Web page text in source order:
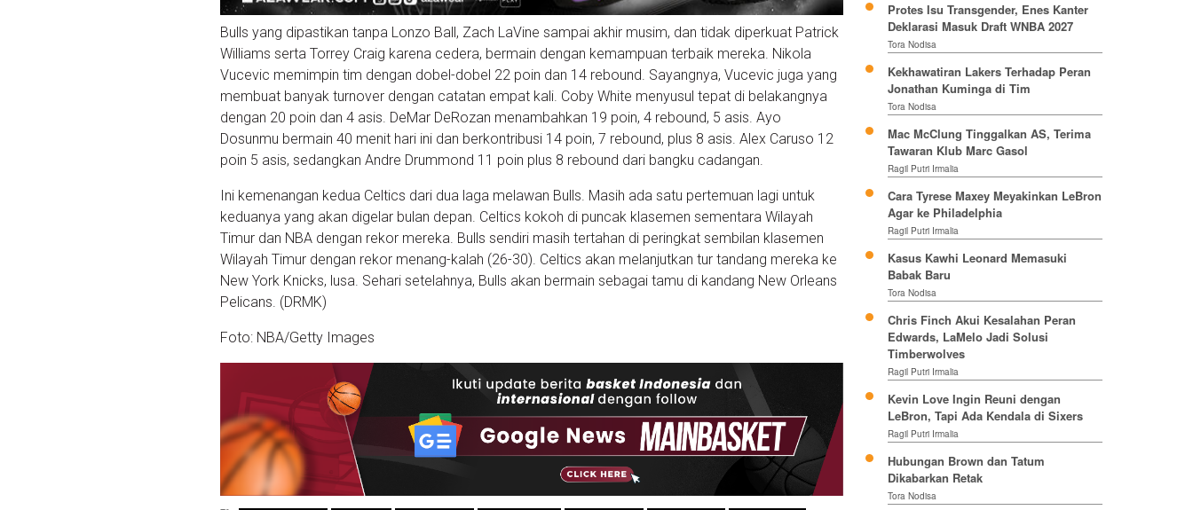
Bulls yang dipastikan tanpa Lonzo Ball, Zach LaVine sampai akhir musim, dan tidak diperkuat Patrick
Williams serta Torrey Craig karena cedera, bermain dengan kemampuan terbaik mereka. Nikola
Vucevic memimpin tim dengan dobel-dobel 22 poin dan 14 rebound. Sayangnya, Vucevic juga yang
membuat banyak turnover dengan catatan empat kali. Coby White menyusul tepat di belakangnya
dengan 20 poin dan 4 asis. DeMar DeRozan menambahkan 19 poin, 4 rebound, 5 asis. Ayo
Dosunmu bermain 40 menit hari ini dan berkontribusi 14 poin, 7 rebound, plus 8 asis. Alex Caruso 12
poin 5 asis, sedangkan Andre Drummond 11 poin plus 8 rebound dari bangku cadangan.
Ini kemenangan kedua Celtics dari dua laga melawan Bulls. Masih ada satu pertemuan lagi untuk
keduanya yang akan digelar bulan depan. Celtics kokoh di puncak klasemen sementara Wilayah
Timur dan NBA dengan rekor mereka. Bulls sendiri masih tertahan di peringkat sembilan klasemen
Wilayah Timur dengan rekor menang-kalah (26-30). Celtics akan melanjutkan tur tandang mereka ke
New York Knicks, lusa. Sehari setelahnya, Bulls akan bermain sebagai tamu di kandang New Orleans
Pelicans. (DRMK)
Foto: NBA/Getty Images
Protes Isu Transgender, Enes Kanter
Deklarasi Masuk Draft WNBA 2027
Tora Nodisa
Kekhawatiran Lakers Terhadap Peran
Jonathan Kuminga di Tim
Tora Nodisa
Mac McClung Tinggalkan AS, Terima
Tawaran Klub Marc Gasol
Ragil Putri Irmalia
Cara Tyrese Maxey Meyakinkan LeBron
Agar ke Philadelphia
Ragil Putri Irmalia
Kasus Kawhi Leonard Memasuki
Babak Baru
Tora Nodisa
Chris Finch Akui Kesalahan Peran
Edwards, LaMelo Jadi Solusi
Timberwolves
Ragil Putri Irmalia
Kevin Love Ingin Reuni dengan
LeBron, Tapi Ada Kendala di Sixers
Ragil Putri Irmalia
Hubungan Brown dan Tatum
Dikabarkan Retak
Tora Nodisa